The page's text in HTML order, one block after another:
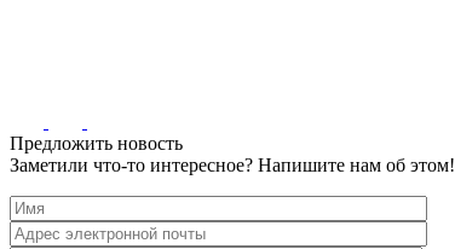
Предложить новость
Заметили что-то интересное? Напишите нам об этом!